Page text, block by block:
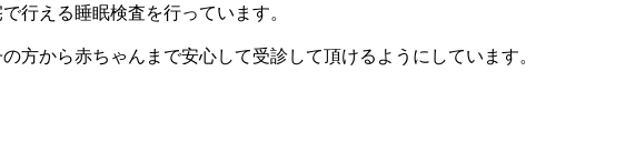
行える睡眠検査を行っています。
方から赤ちゃんまで安心して受診して頂けるようにしています。